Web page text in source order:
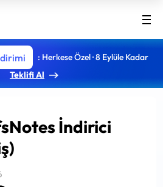
: Herkese Özel · 8 Eylüle Kadar
Teklifi Al
İndirici